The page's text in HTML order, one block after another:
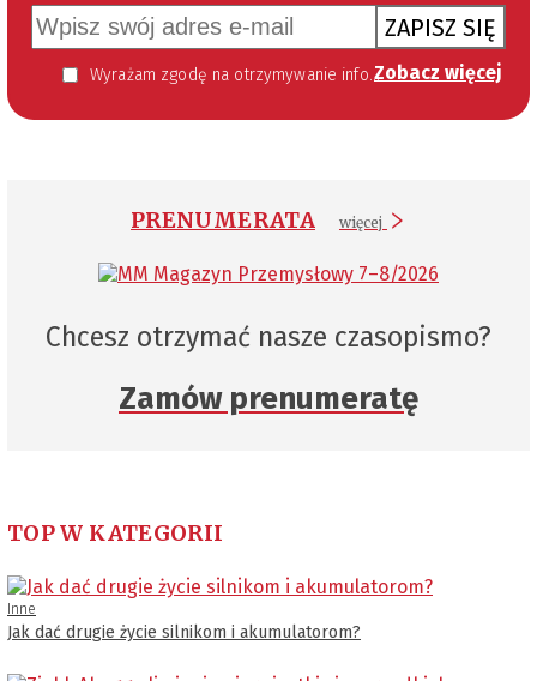
ZAPISZ SIĘ
Wyrażam zgodę na otrzymywanie informacji handlowej kierowanej do mnie za pomocą środków komunikacji elektronicznej w szczególności poczty elektronicznej zgodnie z przepisem art. 10 ust 2 ustawy z dnia 18 lipca 2002 roku o świadczeniu usług drogą elektroniczną (Dz. U. 144 z 2002 r. poz. 1204). Zgoda jest dobrowolna, jednak jej wyrażenie jest konieczne, aby otrzymywać newsletter. Zobacz więcej
PRENUMERATA więcej
Chcesz otrzymać nasze czasopismo?
Zamów prenumeratę
TOP W KATEGORII
Inne
Jak dać drugie życie silnikom i akumulatorom?